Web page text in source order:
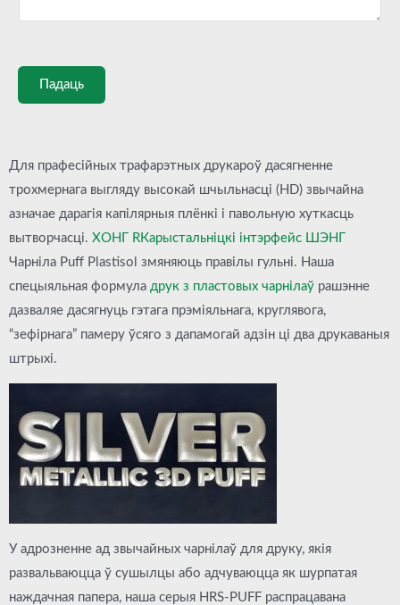
Падаць
Для прафесійных трафарэтных друкароў дасягненне
трохмернага выгляду высокай шчыльнасці (HD) звычайна
азначае дарагія капілярныя плёнкі і павольную хуткасць
вытворчасці. ХОНГ RКарыстальніцкі інтэрфейс ШЭНГ
Чарніла Puff Plastisol змяняюць правілы гульні. Наша
спецыяльная формула друк з пластовых чарнілаў рашэнне
дазваляе дасягнуць гэтага прэміяльнага, круглявога,
“зефірнага” памеру ўсяго з дапамогай адзін ці два друкаваныя
штрыхі.
У адрозненне ад звычайных чарнілаў для друку, якія
развальваюцца ў сушылцы або адчуваюцца як шурпатая
наждачная папера, наша серыя HRS-PUFF распрацавана